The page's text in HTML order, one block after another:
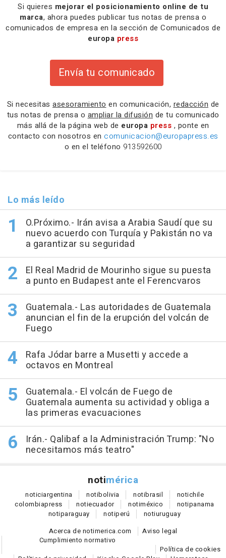
Si quieres mejorar el posicionamiento online de tu
marca, ahora puedes publicar tus notas de prensa o
comunicados de empresa en la sección de Comunicados de
europa press
Envía tu comunicado
Si necesitas asesoramiento en comunicación, redacción de
tus notas de prensa o ampliar la difusión de tu comunicado
más allá de la página web de europa press , ponte en
contacto con nosotros en comunicacion@europapress.es
o en el teléfono 913592600
Lo más leído
O.Próximo.- Irán avisa a Arabia Saudí que su
nuevo acuerdo con Turquía y Pakistán no va
a garantizar su seguridad
El Real Madrid de Mourinho sigue su puesta
a punto en Budapest ante el Ferencvaros
Guatemala.- Las autoridades de Guatemala
anuncian el fin de la erupción del volcán de
Fuego
Rafa Jódar barre a Musetti y accede a
octavos en Montreal
Guatemala.- El volcán de Fuego de
Guatemala aumenta su actividad y obliga a
las primeras evacuaciones
Irán.- Qalibaf a la Administración Trump: "No
necesitamos más teatro"
notimérica
noticiargentina notibolivia notibrasil notichile
colombiapress notiecuador notiméxico notipanama
notiparaguay notiperú notiuruguay
Acerca de notimerica.com
Aviso legal
Cumplimiento normativo
Política de cookies